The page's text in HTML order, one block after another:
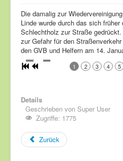
Die damalig zur
Linde wurde durch das sich
Schlechtholz zur Straße
zur Gefahr für den
den GVB und Helfern am 14.
1 2 3 4 5
Details
Geschrieben von Super User
Zugriffe: 1775
Zurück